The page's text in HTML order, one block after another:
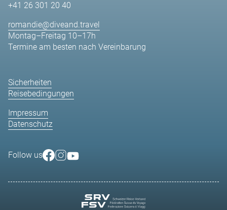
+41 26 301 20 40
romandie@diveand.travel
Montag–Freitag 10–17h
Termine am besten nach Vereinbarung
Sicherheiten
Reisebedingungen
Impressum
Datenschutz
Follow us